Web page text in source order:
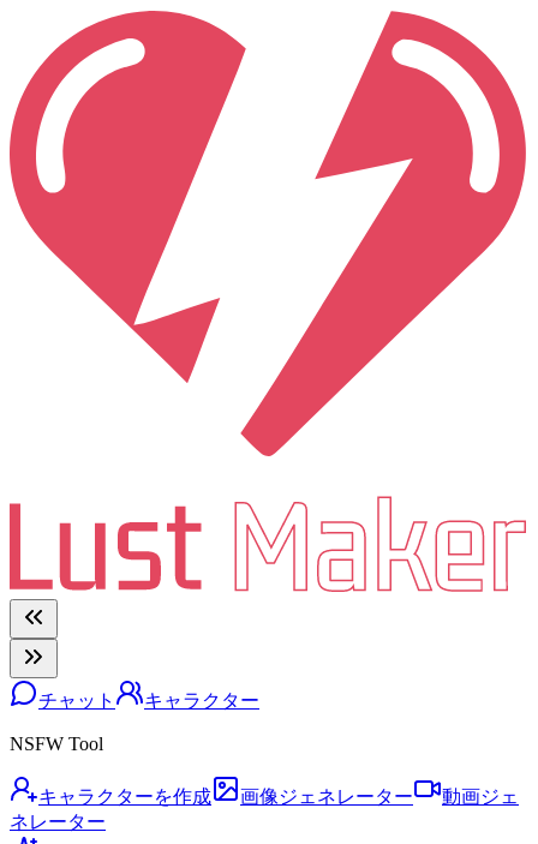
チャット キャラクター
NSFW Tool
キャラクターを作成 画像ジェネレーター
動画ジェ
ネレーター